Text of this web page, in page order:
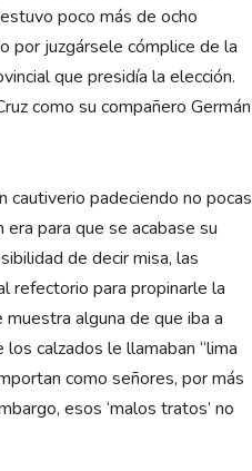
poco más de ocho
por juzgársele cómplice de la
que presidía la elección.
como su compañero Germán
padeciendo no pocas
para que se acabase su
de decir misa, las
refectorio para propinarle la
alguna de que iba a
calzados le llamaban “lima
como señores, por más
esos ‘malos tratos’ no